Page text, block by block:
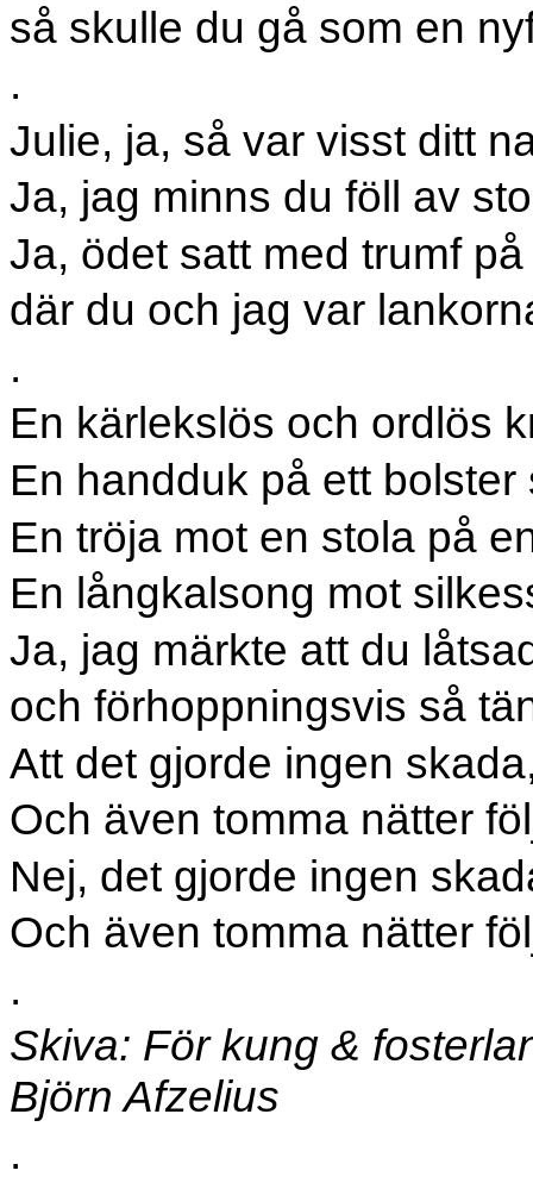
så skulle du gå som en
.
Julie, ja, så var visst ditt
Ja, jag minns du föll av
Ja, ödet satt med trumf
där du och jag var
.
En kärlekslös och ordlös
En handduk på ett bolster
En tröja mot en stola på
En långkalsong mot
Ja, jag märkte att du
och förhoppningsvis så
Att det gjorde ingen
Och även tomma nätter
Nej, det gjorde ingen
Och även tomma nätter
.
Skiva: För kung &
Björn Afzelius
.